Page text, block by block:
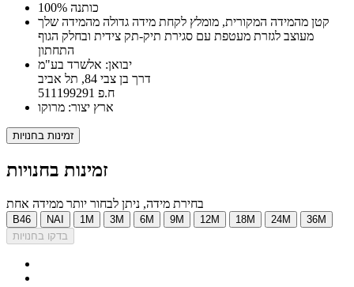
100% כותנה
קטן מהמידה המקורית, מומלץ לקחת מידה גדולה מהמידה שלך
מעוצב לגזרת מעטפת עם סגירת תיק-תק צידית ובחלק הגוף
התחתון
יבואן: אלשרד בע"מ
דרך בן צבי 84, תל אביב
ח.פ 511199291
ארץ יצור: מרוקו
זמינות בחנויות
זמינות בחנויות
בחירת מידה, ניתן לבחור יותר ממידה אחת
B46 NAI 1M 3M 6M 9M 12M 18M 24M
36M
בדקו בחנויות